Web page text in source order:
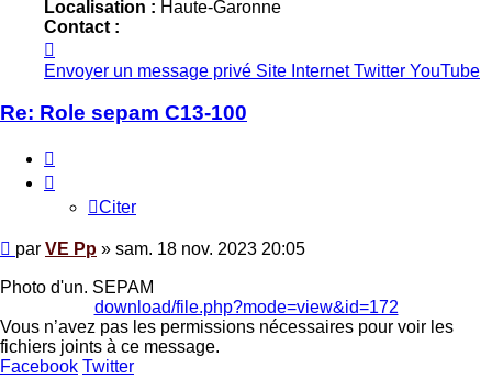
Localisation : Haute-Garonne
Contact :
VE
Pp
Envoyer un message privé Site Internet Twitter YouTube
Re: Role sepam C13-100
Citer
Message
par VE Pp » sam. 18 nov. 2023 20:05
Photo d'un. SEPAM
download/file.php?mode=view&id=172
Vous n’avez pas les permissions nécessaires pour voir les
fichiers joints à ce message.
Facebook Twitter